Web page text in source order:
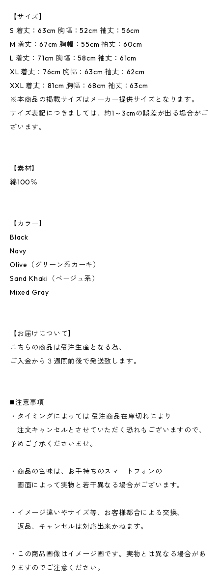
【サイズ】
S 着丈：63cm 胸幅：52cm 袖丈：56cm
M 着丈：67cm 胸幅：55cm 袖丈：60cm
L 着丈：71cm 胸幅：58cm 袖丈：61cm
XL 着丈：76cm 胸幅：63cm 袖丈：62cm
XXL 着丈：81cm 胸幅：68cm 袖丈：63cm
※本商品の掲載サイズはメーカー提供サイズとなります。
サイズ表記につきましては、約1～3cmの誤差が出る場合がご
ざいます。
【素材】
綿100％
【カラー】
Black
Navy
Olive（グリーン系カーキ）
Sand Khaki（ベージュ系）
Mixed Gray
【お届けについて】
こちらの商品は受注生産となる為、
ご入金から３週間前後で発送致します。
◼️注意事項
・タイミングによっては 受注商品在庫切れにより
注文キャンセルとさせていただく恐れもございますので、
予めご了承くださいませ。
・商品の色味は、お手持ちのスマートフォンの
画面によって実物と若干異なる場合がございます。
・イメージ違いやサイズ等、お客様都合による交換、
返品、キャンセルは対応出来かねます。
・この商品画像はイメージ画です。実物とは異なる場合があ
りますのでご注意ください。